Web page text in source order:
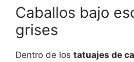
Caballos bajo
grises
Dentro de los tatuajes de